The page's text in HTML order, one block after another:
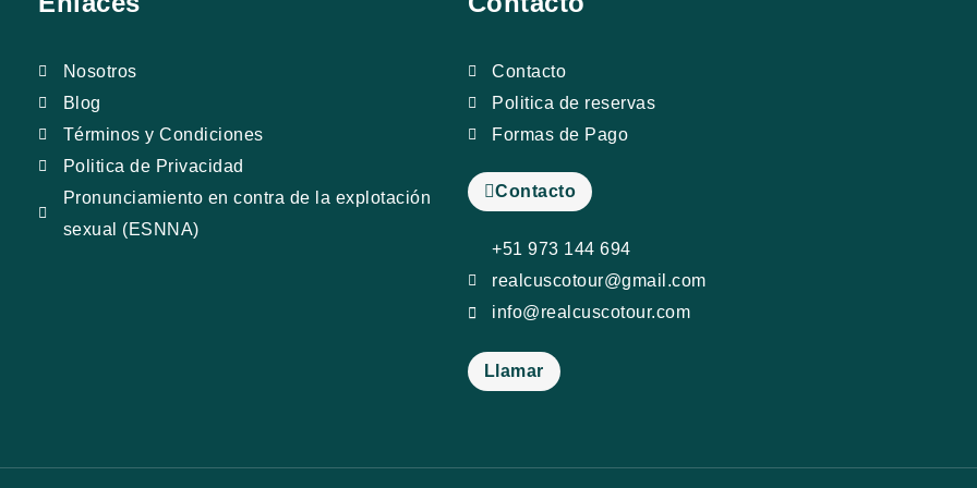
Nosotros
Blog
Términos y Condiciones
Politica de Privacidad
Pronunciamiento en contra de la explotación
sexual (ESNNA)
Contacto
Politica de reservas
Formas de Pago
Contacto
+51 973 144 694
realcuscotour@gmail.com
info@realcuscotour.com
Llamar